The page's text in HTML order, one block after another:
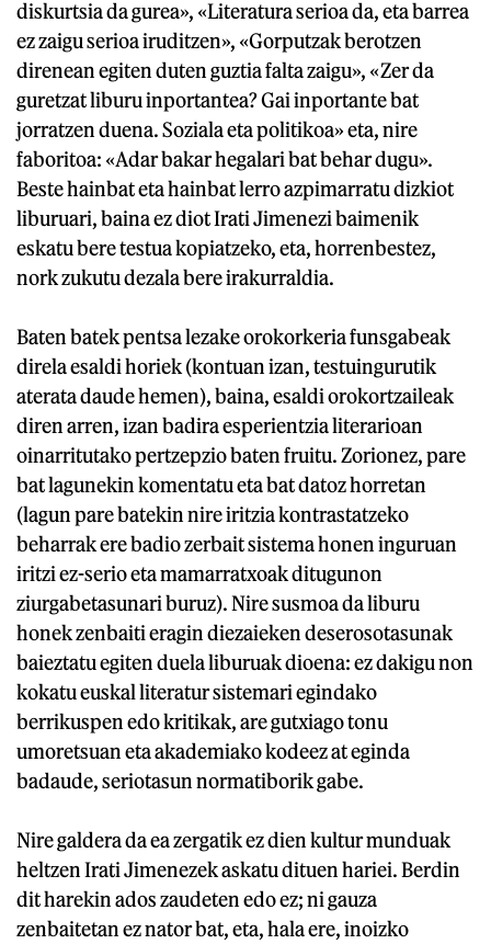
diskurtsia da gurea», «Literatura serioa da, eta barrea
ez zaigu serioa iruditzen», «Gorputzak berotzen
direnean egiten duten guztia falta zaigu», «Zer da
guretzat liburu inportantea? Gai inportante bat
jorratzen duena. Soziala eta politikoa» eta, nire
faboritoa: «Adar bakar hegalari bat behar dugu».
Beste hainbat eta hainbat lerro azpimarratu dizkiot
liburuari, baina ez diot Irati Jimenezi baimenik
eskatu bere testua kopiatzeko, eta, horrenbestez,
nork zukutu dezala bere irakurraldia.
Baten batek pentsa lezake orokorkeria funsgabeak
direla esaldi horiek (kontuan izan, testuingurutik
aterata daude hemen), baina, esaldi orokortzaileak
diren arren, izan badira esperientzia literarioan
oinarritutako pertzepzio baten fruitu. Zorionez, pare
bat lagunekin komentatu eta bat datoz horretan
(lagun pare batekin nire iritzia kontrastatzeko
beharrak ere badio zerbait sistema honen inguruan
iritzi ez-serio eta mamarratxoak ditugunon
ziurgabetasunari buruz). Nire susmoa da liburu
honek zenbaiti eragin diezaieken deserosotasunak
baieztatu egiten duela liburuak dioena: ez dakigu non
kokatu euskal literatur sistemari egindako
berrikuspen edo kritikak, are gutxiago tonu
umoretsuan eta akademiako kodeez at eginda
badaude, seriotasun normatiborik gabe.
Nire galdera da ea zergatik ez dien kultur munduak
heltzen Irati Jimenezek askatu dituen hariei. Berdin
dit harekin ados zaudeten edo ez; ni gauza
zenbaitetan ez nator bat, eta, hala ere, inoizko